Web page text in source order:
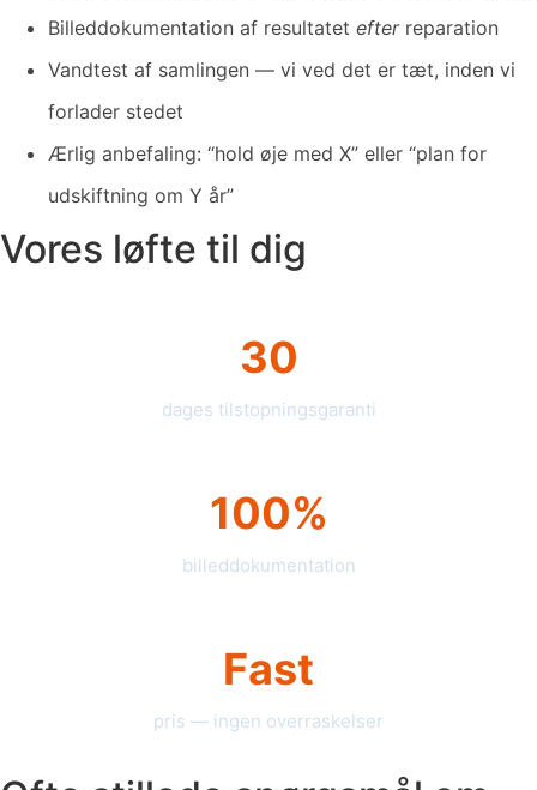
Billeddokumentation af resultatet efterreparation
Vandtest af samlingen — vi ved det er tæt, inden vi
forlader stedet
Ærlig anbefaling: “hold øje med X” eller “plan for
udskiftning om Y år”
Vores løfte til dig
30
dages tilstopningsgaranti
100%
billeddokumentation
Fast
pris — ingen overraskelser